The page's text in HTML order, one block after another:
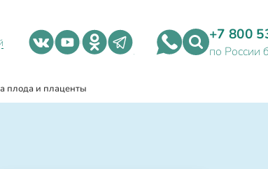
+7 800
по России
плода и плаценты